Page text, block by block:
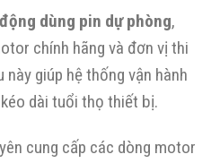
dùng pin dự phòng,
chính hãng và đơn vị thi
giúp hệ thống vận hành
dài tuổi thọ thiết bị.
cung cấp các dòng motor